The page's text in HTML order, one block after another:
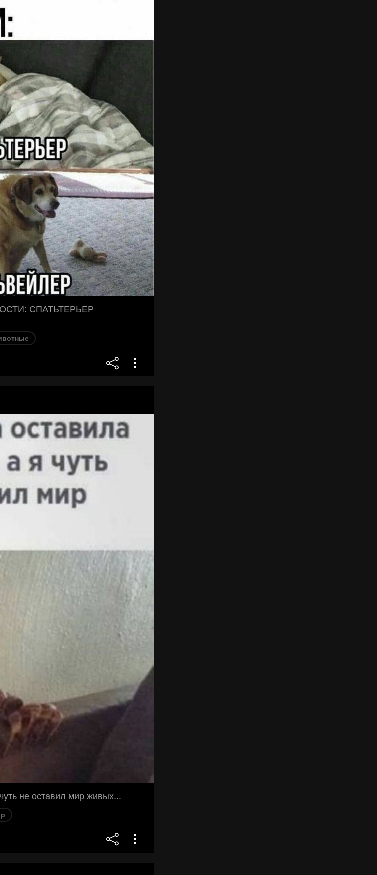
СПАТЬТЕРЬЕР
не оставил мир живых...